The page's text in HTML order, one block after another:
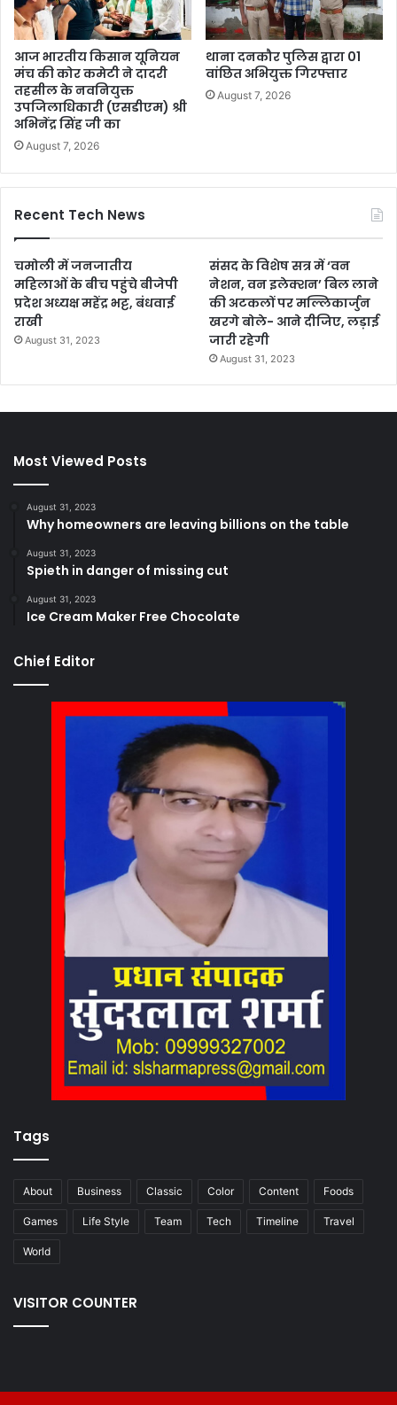
आज भारतीय किसान यूनियन
मंच की कोर कमेटी ने दादरी
तहसील के नवनियुक्त
उपजिलाधिकारी (एसडीएम) श्री
अभिनेंद्र सिंह जी का
August 7, 2026
थाना दनकौर पुलिस द्वारा 01
वांछित अभियुक्त गिरफ्तार
August 7, 2026
Recent Tech News
चमोली में जनजातीय
महिलाओं के बीच पहुंचे बीजेपी
प्रदेश अध्यक्ष महेंद्र भट्ट, बंधवाई
राखी
August 31, 2023
संसद के विशेष सत्र में ‘वन
नेशन, वन इलेक्शन’ बिल लाने
की अटकलों पर मल्लिकार्जुन
खरगे बोले- आने दीजिए, लड़ाई
जारी रहेगी
August 31, 2023
Most Viewed Posts
August 31, 2023
Why homeowners are leaving billions on the table
August 31, 2023
Spieth in danger of missing cut
August 31, 2023
Ice Cream Maker Free Chocolate
Chief Editor
Tags
About Business Classic Color Content Foods
Games Life Style Team Tech Timeline Travel
World
VISITOR COUNTER